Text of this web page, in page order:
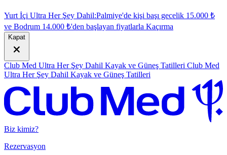
Yurt İçi Ultra Her Şey Dahil:Palmiye'de kişi başı gecelik 15.000 ₺
ve Bodrum 14.000 ₺'den başlayan fiyatlarla Kaçırma
Kapat
Club Med Ultra Her Şey Dahil Kayak ve Güneş Tatilleri Club Med
Ultra Her Şey Dahil Kayak ve Güneş Tatilleri
Biz kimiz?
Rezervasyon